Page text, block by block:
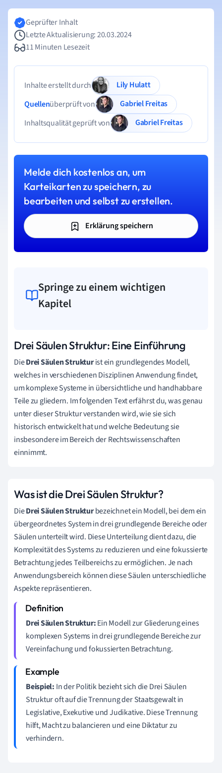
Geprüfter Inhalt
Letzte Aktualisierung: 20.03.2024
11 Minuten Lesezeit
Inhalte erstellt durch
Lily Hulatt
Quellenüberprüft von
Gabriel Freitas
Inhaltsqualität geprüft von
Gabriel Freitas
Melde dich kostenlos an, um
Karteikarten zu speichern, zu
bearbeiten und selbst zu erstellen.
Erklärung speichern
Springe zu einem wichtigen
Kapitel
Drei Säulen Struktur: Eine Einführung
DieDrei Säulen Strukturist ein grundlegendes Modell,
welches in verschiedenen Disziplinen Anwendung findet,
um komplexe Systeme in übersichtliche und handhabbare
Teile zu gliedern. Im folgenden Text erfährst du, was genau
unter dieser Struktur verstanden wird, wie sie sich
historisch entwickelt hat und welche Bedeutung sie
insbesondere im Bereich der Rechtswissenschaften
einnimmt.
Was ist die Drei Säulen Struktur?
DieDrei Säulen Strukturbezeichnet ein Modell, bei dem ein
übergeordnetes System in drei grundlegende Bereiche oder
Säulen unterteilt wird. Diese Unterteilung dient dazu, die
Komplexität des Systems zu reduzieren und eine fokussierte
Betrachtung jedes Teilbereichs zu ermöglichen. Je nach
Anwendungsbereich können diese Säulen unterschiedliche
Aspekte repräsentieren.
Drei Säulen Struktur:Ein Modell zur Gliederung eines
komplexen Systems in drei grundlegende Bereiche zur
Vereinfachung und fokussierten Betrachtung.
Beispiel: In der Politik bezieht sich die Drei Säulen
Struktur oft auf die Trennung der Staatsgewalt in
Legislative, Exekutive und Judikative. Diese Trennung
hilft, Macht zu balancieren und eine Diktatur zu
verhindern.